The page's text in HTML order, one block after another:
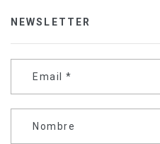
NEWSLETTER
Email *
Nombre